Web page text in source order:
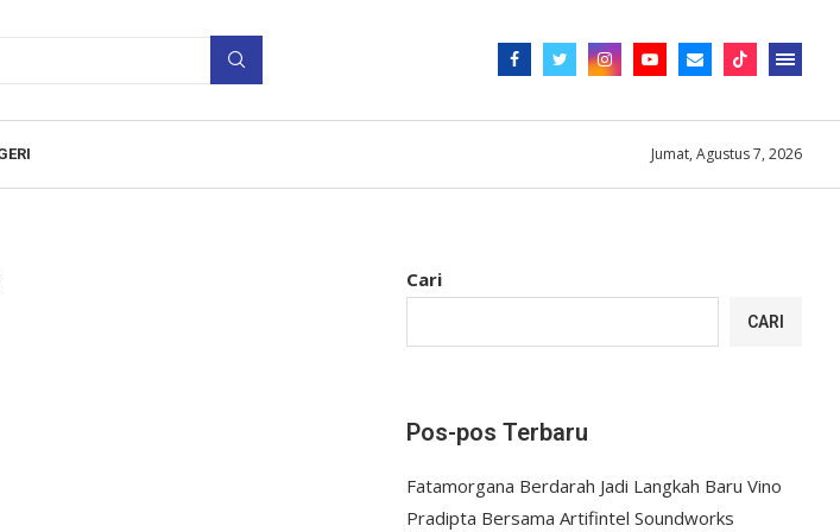
Jumat, Agustus 7, 2026
Cari
CARI
Pos-pos Terbaru
Fatamorgana Berdarah Jadi Langkah Baru Vino
Pradipta Bersama Artifintel Soundworks